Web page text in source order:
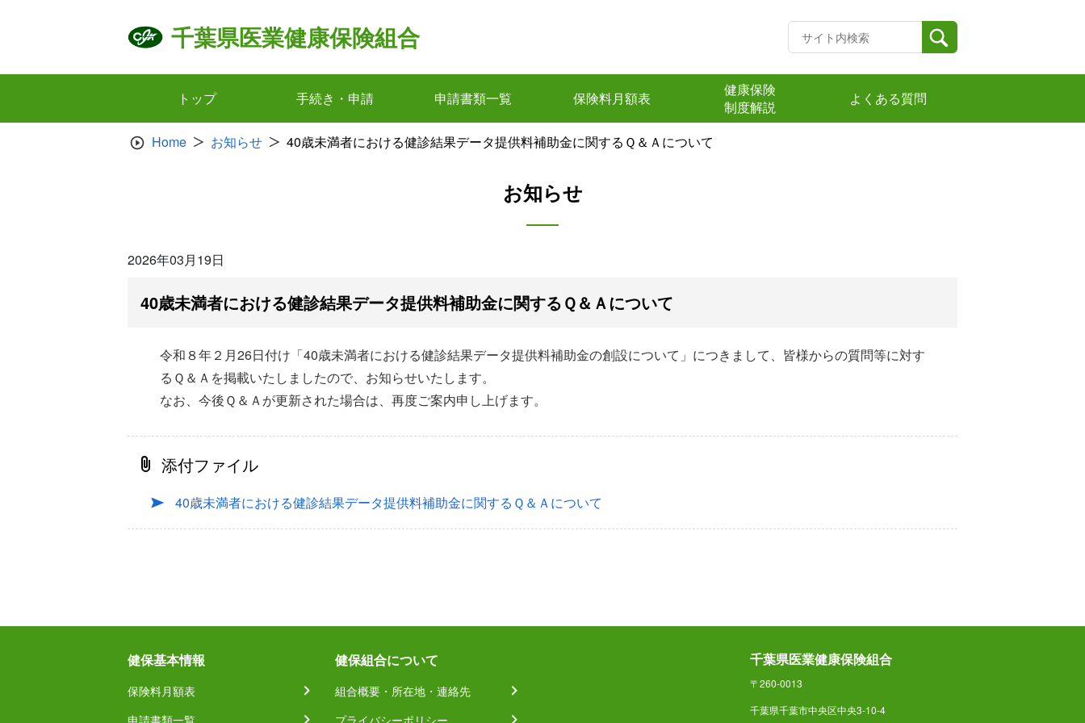
千葉県医業健康保険組合
トップ 手続き・申請 申請書類一覧 保険料月額表
健康保険
制度解説
よくある質問
Home お知らせ 40歳未満者における健診結果データ提供料補助金に関するＱ＆Ａについて
お知らせ
2026年03月19日
40歳未満者における健診結果データ提供料補助金に関するＱ＆Ａについて
令和８年２月26日付け「40歳未満者における健診結果データ提供料補助金の創設について」につきまして、皆様からの質問等に対す
るＱ＆Ａを掲載いたしましたので、お知らせいたします。
なお、今後Ｑ＆Ａが更新された場合は、再度ご案内申し上げます。
添付ファイル
40歳未満者における健診結果データ提供料補助金に関するＱ＆Ａについて
健保基本情報
保険料月額表
申請書類一覧
健保組合について
組合概要・所在地・連絡先
プライバシーポリシー
千葉県医業健康保険組合
〒260-0013
千葉県千葉市中央区中央3-10-4